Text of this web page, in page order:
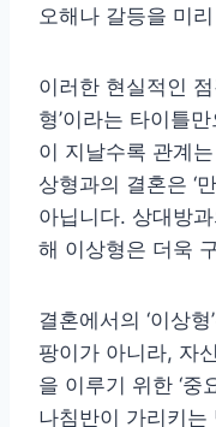
오해나 갈등을 미
이러한 현실적인
형’이라는 타이틀
이 지날수록 관계
상형과의 결혼은 ‘
아닙니다. 상대방
해 이상형은 더욱
결혼에서의 ‘이상
팡이가 아니라, 자
을 이루기 위한 ‘중
나침반이 가리키는